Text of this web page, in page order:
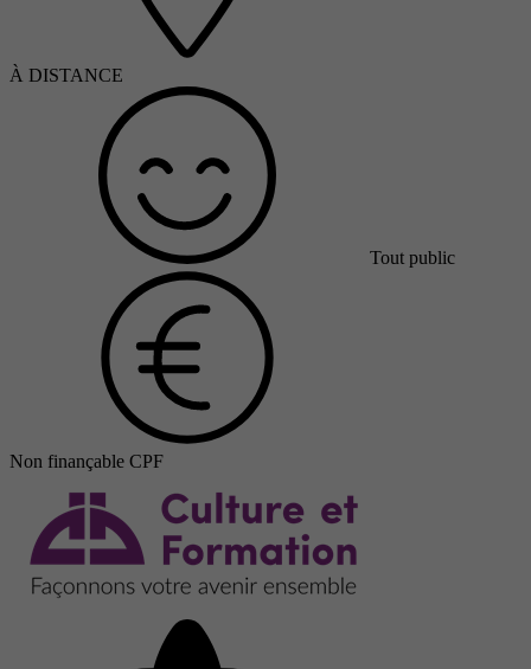
À DISTANCE
Tout public
Non finançable CPF